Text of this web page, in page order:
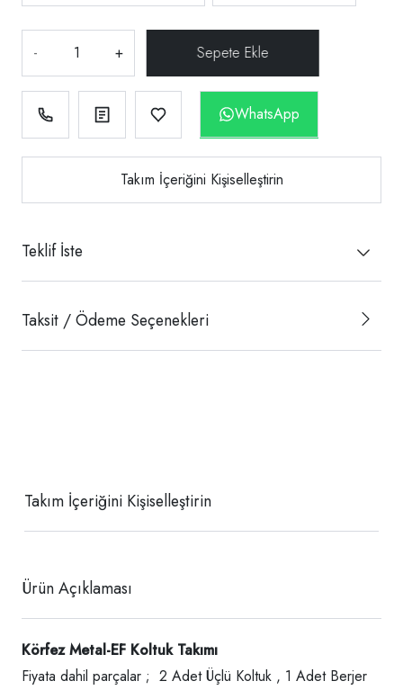
- +
WhatsApp
Takım İçeriğini Kişiselleştirin
Teklif İste
Taksit / Ödeme Seçenekleri
Takım İçeriğini Kişiselleştirin
Ürün Açıklaması
Körfez Metal-EF Koltuk Takımı
Fiyata dahil parçalar ; 2 Adet Üçlü Koltuk , 1 Adet Berjer